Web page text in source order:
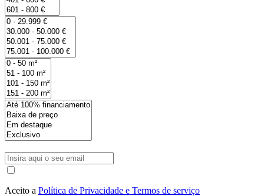
Aceito a Política de Privacidade e Termos de serviço